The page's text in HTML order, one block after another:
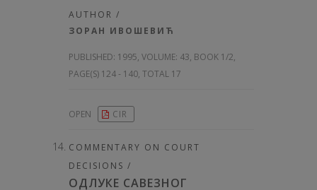
AUTHOR /
ЗОРАН ИВОШЕВИЋ
PUBLISHED: 1995, VOLUME: 43, BOOK 1/2,
PAGE(S) 124 - 140, TOTAL 17
OPEN CIR
COMMENTARY ON COURT
DECISIONS /
ОДЛУКЕ САВЕЗНОГ